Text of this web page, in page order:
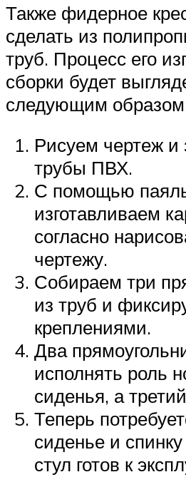
Также фидерное
сделать из
труб. Процесс его
сборки будет
следующим
Рисуем чертеж и
трубы ПВХ.
С помощью
изготавливаем
согласно
чертежу.
Собираем три
из труб и
креплениями.
Два
исполнять роль
сиденья, а
Теперь
сиденье и
стул готов к